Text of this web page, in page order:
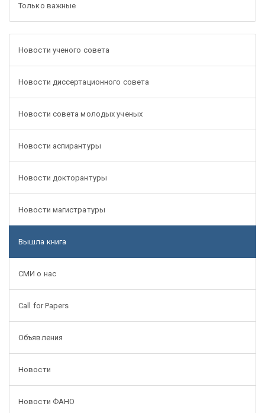
Только важные
Новости ученого совета
Новости диссертационного совета
Новости совета молодых ученых
Новости аспирантуры
Новости докторантуры
Новости магистратуры
Вышла книга
СМИ о нас
Call for Papers
Объявления
Новости
Новости ФАНО